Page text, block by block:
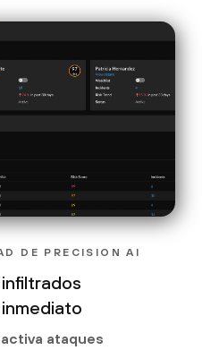
DE PRECISION AI
ataques